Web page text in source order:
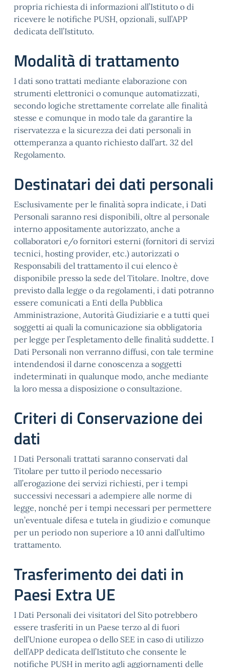
propria richiesta di informazioni all’Istituto o di
ricevere le notifiche PUSH, opzionali, sull’APP
dedicata dell’Istituto.
Modalità di trattamento
I dati sono trattati mediante elaborazione con
strumenti elettronici o comunque automatizzati,
secondo logiche strettamente correlate alle finalità
stesse e comunque in modo tale da garantire la
riservatezza e la sicurezza dei dati personali in
ottemperanza a quanto richiesto dall’art. 32 del
Regolamento.
Destinatari dei dati personali
Esclusivamente per le finalità sopra indicate, i Dati
Personali saranno resi disponibili, oltre al personale
interno appositamente autorizzato, anche a
collaboratori e/o fornitori esterni (fornitori di servizi
tecnici, hosting provider, etc.) autorizzati o
Responsabili del trattamento il cui elenco è
disponibile presso la sede del Titolare. Inoltre, dove
previsto dalla legge o da regolamenti, i dati potranno
essere comunicati a Enti della Pubblica
Amministrazione, Autorità Giudiziarie e a tutti quei
soggetti ai quali la comunicazione sia obbligatoria
per legge per l’espletamento delle finalità suddette. I
Dati Personali non verranno diffusi, con tale termine
intendendosi il darne conoscenza a soggetti
indeterminati in qualunque modo, anche mediante
la loro messa a disposizione o consultazione.
Criteri di Conservazione dei
dati
I Dati Personali trattati saranno conservati dal
Titolare per tutto il periodo necessario
all’erogazione dei servizi richiesti, per i tempi
successivi necessari a adempiere alle norme di
legge, nonché per i tempi necessari per permettere
un’eventuale difesa e tutela in giudizio e comunque
per un periodo non superiore a 10 anni dall’ultimo
trattamento.
Trasferimento dei dati in
Paesi Extra UE
I Dati Personali dei visitatori del Sito potrebbero
essere trasferiti in un Paese terzo al di fuori
dell’Unione europea o dello SEE in caso di utilizzo
dell’APP dedicata dell’Istituto che consente le
notifiche PUSH in merito agli aggiornamenti delle